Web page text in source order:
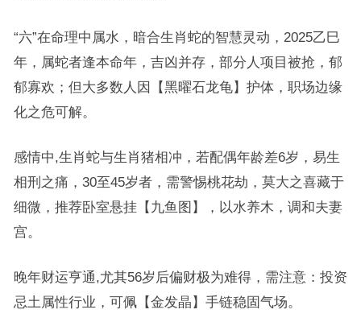
“六”在命理中属水，暗合生肖蛇的智慧灵动，2025乙巳
年，属蛇者逢本命年，吉凶并存，部分人项目被抢，郁
郁寡欢；但大多数人因【黑曜石龙龟】护体，职场边缘
化之危可解。
感情中,生肖蛇与生肖猪相冲，若配偶年龄差6岁，易生
相刑之痛，30至45岁者，需警惕桃花劫，莫大之喜藏于
细微，推荐卧室悬挂【九鱼图】，以水养木，调和夫妻
宫。
晚年财运亨通,尤其56岁后偏财极为难得，需注意：投资
忌土属性行业，可佩【金发晶】手链稳固气场。